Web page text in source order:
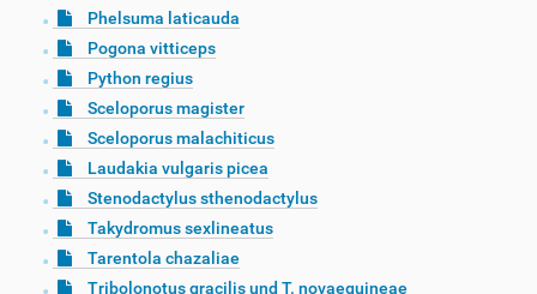
Phelsuma laticauda
Pogona vitticeps
Python regius
Sceloporus magister
Sceloporus malachiticus
Laudakia vulgaris picea
Stenodactylus sthenodactylus
Takydromus sexlineatus
Tarentola chazaliae
Tribolonotus gracilis und T. novaeguineae